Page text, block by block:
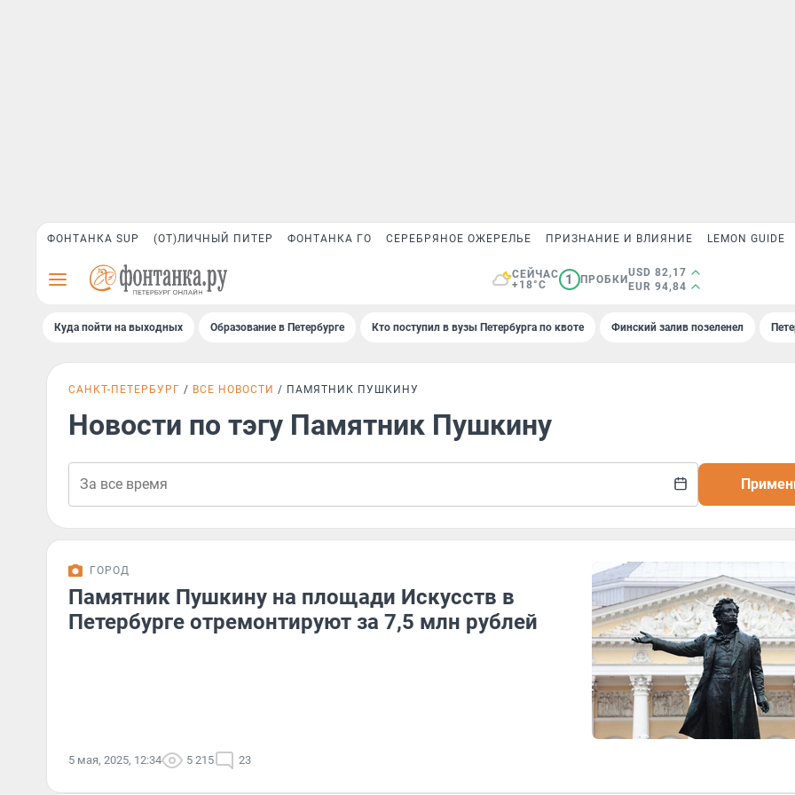
ФОНТАНКА SUP (ОТ)ЛИЧНЫЙ ПИТЕР ФОНТАНКА ГО СЕРЕБРЯНОЕ ОЖЕРЕЛЬЕ ПРИЗНАНИЕ И ВЛИЯНИЕ LEMON GUIDE
СЕЙЧАС
+18°C
1 ПРОБКИ
USD 82,17
EUR 94,84
Куда пойти на выходных Образование в Петербурге Кто поступил в вузы Петербурга по квоте Финский залив позеленел
САНКТ-ПЕТЕРБУРГ ВСЕ НОВОСТИ ПАМЯТНИК ПУШКИНУ
Новости по тэгу Памятник Пушкину
ГОРОД
Памятник Пушкину на площади Искусств в
Петербурге отремонтируют за 7,5 млн рублей
5 мая, 2025, 12:34 5 215 23